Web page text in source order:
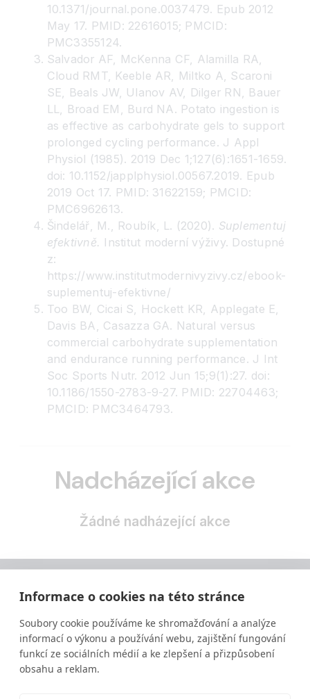
Informace o cookies na této stránce
Soubory cookie používáme ke shromažďování a analýze
informací o výkonu a používání webu, zajištění fungování
funkcí ze sociálních médií a ke zlepšení a přizpůsobení
obsahu a reklam.
10.1371/journal.pone.0037479. Epub 2012
May 17. PMID: 22616015; PMCID:
PMC3355124.
Salvador AF, McKenna CF, Alamilla RA,
Cloud RMT, Keeble AR, Miltko A, Scaroni
SE, Beals JW, Ulanov AV, Dilger RN, Bauer
LL, Broad EM, Burd NA. Potato ingestion is
as effective as carbohydrate gels to support
prolonged cycling performance. J Appl
Physiol (1985). 2019 Dec 1;127(6):1651-1659.
doi: 10.1152/japplphysiol.00567.2019. Epub
2019 Oct 17. PMID: 31622159; PMCID:
PMC6962613.
Šindelář, M., Roubík, L. (2020). Suplementuj
efektivně. Institut moderní výživy. Dostupné
z:
https://www.institutmodernivyzivy.cz/ebook-
suplementuj-efektivne/
Too BW, Cicai S, Hockett KR, Applegate E,
Davis BA, Casazza GA. Natural versus
commercial carbohydrate supplementation
and endurance running performance. J Int
Soc Sports Nutr. 2012 Jun 15;9(1):27. doi:
10.1186/1550-2783-9-27. PMID: 22704463;
PMCID: PMC3464793.
Nadcházející akce
Žádné nadházející akce
Vzdělávání ve výživě a zdravém životním stylu